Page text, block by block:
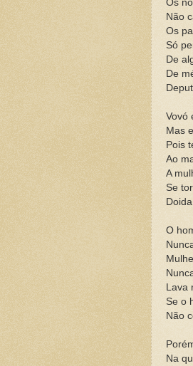
Os
Não
Os
Só
De
De
Vovó
Mas
Pois
Ao
A
Se
O
Se o
Não
Na